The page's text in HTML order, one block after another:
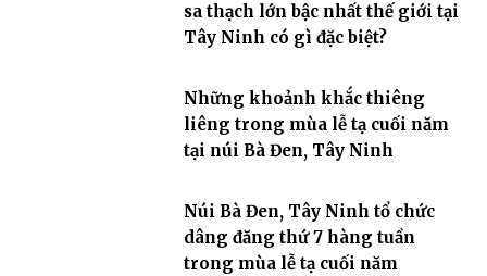
sa thạch lớn bậc nhất thế giới tại
Tây Ninh có gì đặc biệt?
Những khoảnh khắc thiêng
liêng trong mùa lễ tạ cuối năm
tại núi Bà Đen, Tây Ninh
Núi Bà Đen, Tây Ninh tổ chức
dâng đăng thứ 7 hàng tuần
trong mùa lễ tạ cuối năm